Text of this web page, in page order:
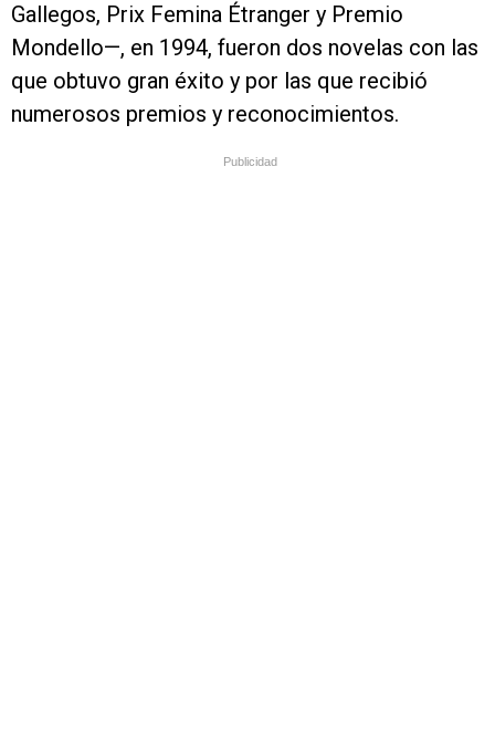
Gallegos, Prix Femina Étranger y Premio
Mondello—, en 1994, fueron dos novelas con las
que obtuvo gran éxito y por las que recibió
numerosos premios y reconocimientos.
Publicidad